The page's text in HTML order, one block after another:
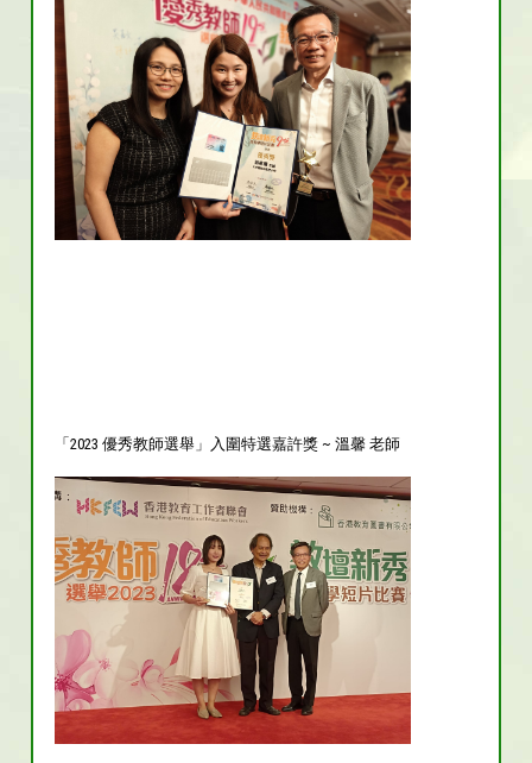
「2023 優秀教師選舉」入圍特選嘉許獎 ~ 溫馨 老師